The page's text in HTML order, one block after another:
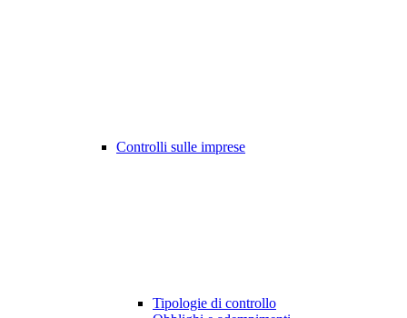
Controlli sulle imprese
Tipologie di controllo